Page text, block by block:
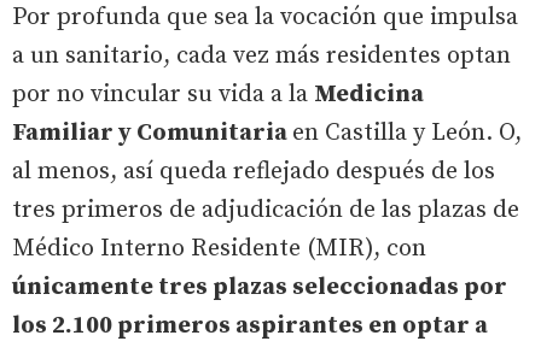
Por profunda que sea la vocación que impulsa
a un sanitario, cada vez más residentes optan
por no vincular su vida a la Medicina
Familiar y Comunitaria en Castilla y León. O,
al menos, así queda reflejado después de los
tres primeros de adjudicación de las plazas de
Médico Interno Residente (MIR), con
únicamente tres plazas seleccionadas por
los 2.100 primeros aspirantes en optar a